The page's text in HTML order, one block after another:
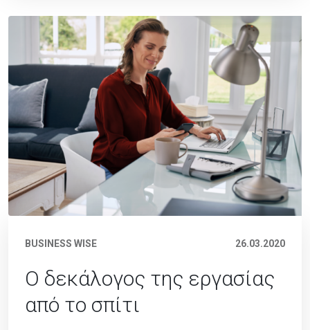
BUSINESS WISE 26.03.2020
Ο δεκάλογος της εργασίας
από το σπίτι